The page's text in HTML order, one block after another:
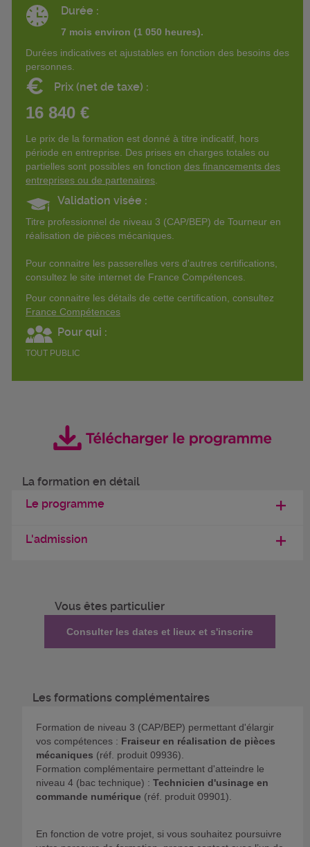
Durée :
7 mois environ (1 050 heures).
Durées indicatives et ajustables en fonction des besoins des
personnes.
€ Prix (net de taxe) :
16 840 €
Le prix de la formation est donné à titre indicatif, hors
période en entreprise. Des prises en charges totales ou
partielles sont possibles en fonction des financements des
entreprises ou de partenaires
Validation visée :
Titre professionnel de niveau 3 (CAP/BEP) de Tourneur en
réalisation de pièces mécaniques.
Pour connaitre les passerelles vers d'autres certifications,
consultez le site internet de France Compétences.
Pour connaitre les détails de cette certification, consultez
France Compétences
Pour qui :
TOUT PUBLIC
La formation en détail
Le programme
L'admission
Vous êtes particulier
Consulter les dates et lieux et s'inscrire
Les formations complémentaires
Formation de niveau 3 (CAP/BEP) permettant d'élargir
vos compétences : Fraiseur en réalisation de pièces
mécaniques (réf. produit 09936).
Formation complémentaire permettant d'atteindre le
niveau 4 (bac technique) : Technicien d'usinage en
commande numérique (réf. produit 09901).
En fonction de votre projet, si vous souhaitez poursuivre